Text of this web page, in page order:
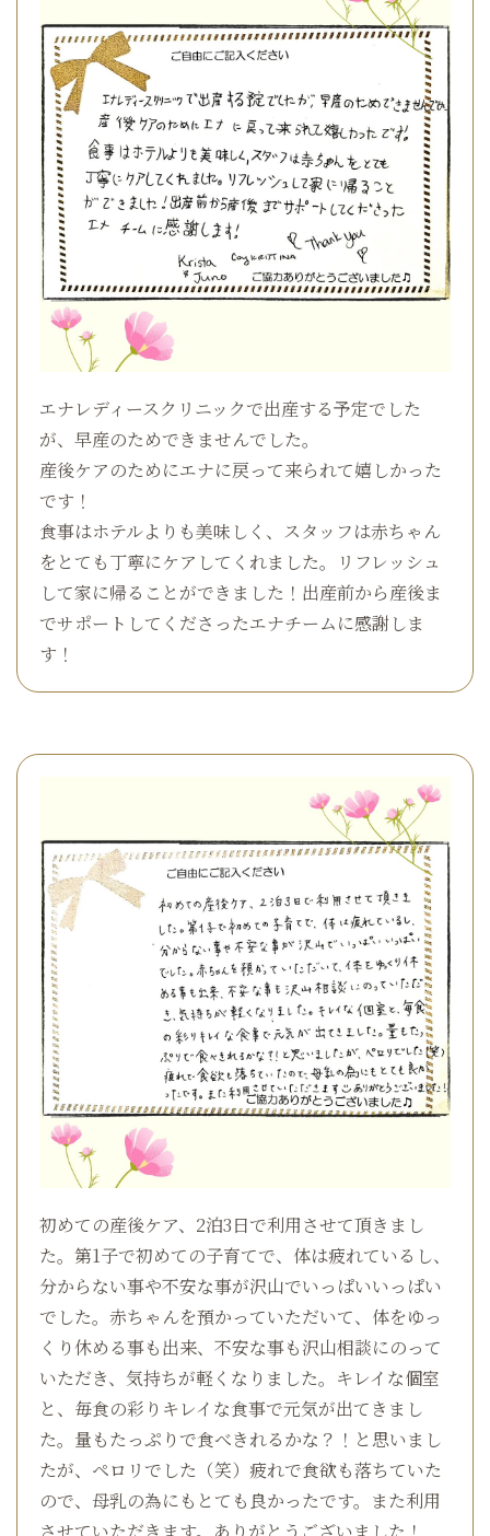
エナレディースクリニックで出産する予定でした
が、早産のためできませんでした。
産後ケアのためにエナに戻って来られて嬉しかった
です！
食事はホテルよりも美味しく、スタッフは赤ちゃん
をとても丁寧にケアしてくれました。リフレッシュ
して家に帰ることができました！出産前から産後ま
でサポートしてくださったエナチームに感謝しま
す！
初めての産後ケア、2泊3日で利用させて頂きまし
た。第1子で初めての子育てで、体は疲れているし、
分からない事や不安な事が沢山でいっぱいいっぱい
でした。赤ちゃんを預かっていただいて、体をゆっ
くり休める事も出来、不安な事も沢山相談にのって
いただき、気持ちが軽くなりました。キレイな個室
と、毎食の彩りキレイな食事で元気が出てきまし
た。量もたっぷりで食べきれるかな？！と思いまし
たが、ペロリでした（笑）疲れで食欲も落ちていた
ので、母乳の為にもとても良かったです。また利用